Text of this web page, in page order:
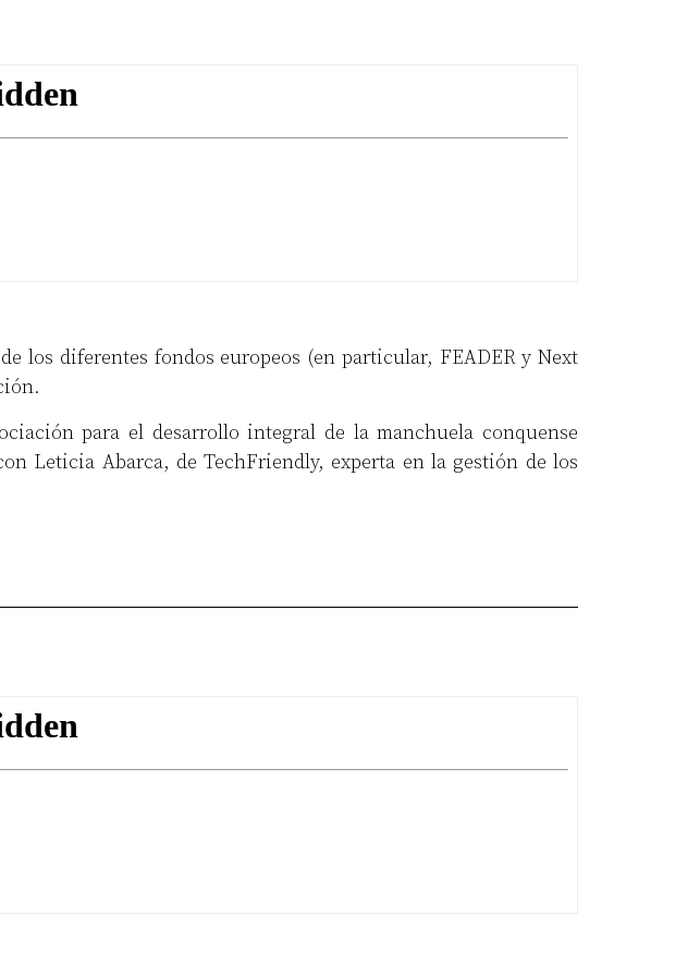
los diferentes fondos europeos (en particular, FEADER y Next
para el desarrollo integral de la manchuela conquense
Leticia Abarca, de TechFriendly, experta en la gestión de los